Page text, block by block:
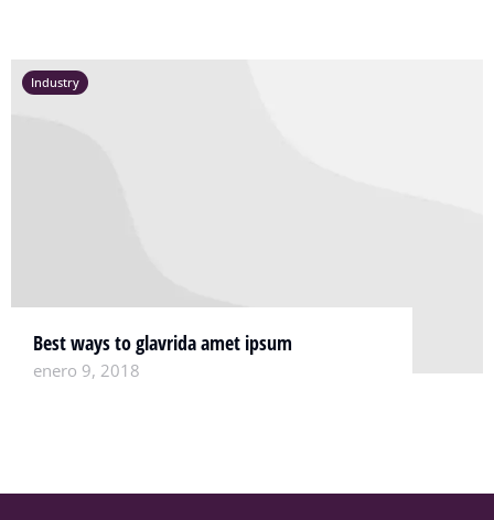
Industry
Best ways to glavrida amet ipsum
enero 9, 2018